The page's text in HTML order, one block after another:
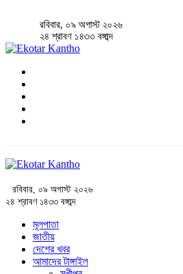
রবিবার, ০৯ অগাস্ট ২০২৬
২৪ শ্রাবণ ১৪৩৩ বঙ্গাব্দ
রবিবার, ০৯ অগাস্ট ২০২৬
২৪ শ্রাবণ ১৪৩৩ বঙ্গাব্দ
মূলপাতা
জাতীয়
দেশের খবর
আমাদের টাঙ্গাইল